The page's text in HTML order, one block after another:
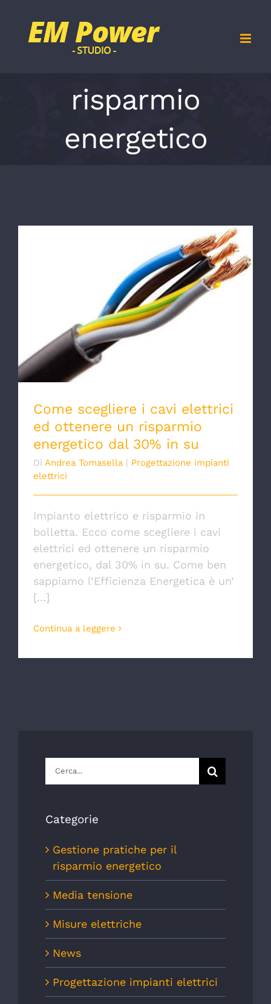
contenuto
risparmio
energetico
Come scegliere i cavi elettrici ed ottenere
un risparmio energetico dal 30% in su
Come scegliere i cavi elettrici
ed ottenere un risparmio
energetico dal 30% in su
Di Andrea Tomasella | Progettazione impianti
elettrici
Impianto elettrico e risparmio in
bolletta. Ecco come scegliere i cavi
elettrici ed ottenere un risparmio
energetico, dal 30% in su. Come ben
sappiamo l’Efficienza Energetica è un’
[...]
Continua a leggere
Cerca
per:
Categorie
Gestione pratiche per il
risparmio energetico
Media tensione
Misure elettriche
News
Progettazione impianti elettrici